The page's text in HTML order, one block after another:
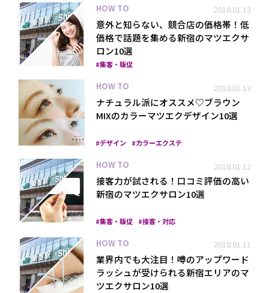
HOW TO 2018.01.13
意外と知らない、競合店の価格帯！低
価格で話題を集める新宿のマツエクサ
ロン10選
集客・販促
HOW TO 2018.01.13
ナチュラル派にオススメ♡ブラウン
MIXのカラーマツエクデザイン10選
デザイン カラーエクステ
HOW TO 2018.01.12
接客力が試される！口コミ評価の高い
新宿のマツエクサロン10選
集客・販促 接客・対応
HOW TO 2018.01.11
業界内でも大注目！噂のアップワード
ラッシュが受けられる新宿エリアのマ
ツエクサロン10選